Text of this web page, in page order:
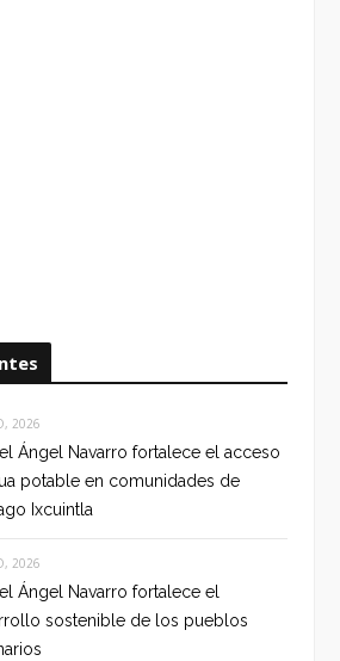
2026
Ángel Navarro fortalece el acceso
potable en comunidades de
Ixcuintla
2026
Ángel Navarro fortalece el
sostenible de los pueblos